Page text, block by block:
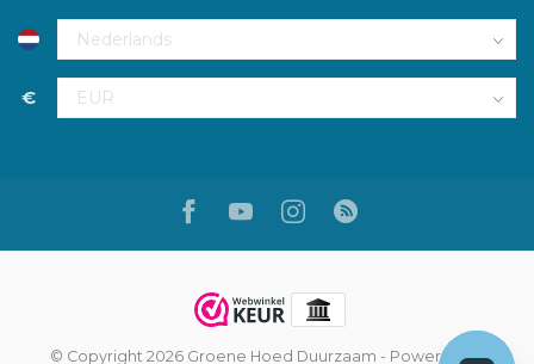
€
© Copyright 2026 Groene Hoed Duurzaam - Powered by